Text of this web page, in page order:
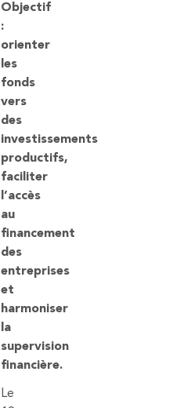
Objectif
:
orienter
les
fonds
vers
des
investissements
productifs,
faciliter
l’accès
au
financement
des
entreprises
et
harmoniser
la
supervision
financière.
Le